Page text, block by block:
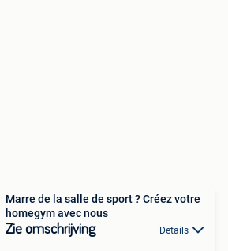
Marre de la salle de sport ? Créez votre
homegym avec nous
Zie omschrijving Details